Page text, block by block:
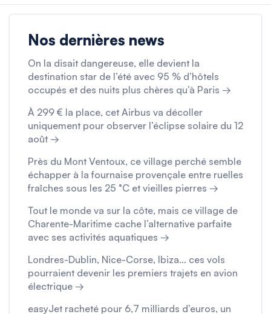
Nos dernières news
On la disait dangereuse, elle devient la
destination star de l’été avec 95 % d’hôtels
occupés et des nuits plus chères qu’à Paris →
À 299 € la place, cet Airbus va décoller
uniquement pour observer l’éclipse solaire du 12
août →
Près du Mont Ventoux, ce village perché semble
échapper à la fournaise provençale entre ruelles
fraîches sous les 25 °C et vieilles pierres →
Tout le monde va sur la côte, mais ce village de
Charente-Maritime cache l’alternative parfaite
avec ses activités aquatiques →
Londres-Dublin, Nice-Corse, Ibiza… ces vols
pourraient devenir les premiers trajets en avion
électrique →
easyJet racheté pour 6,7 milliards d’euros, un